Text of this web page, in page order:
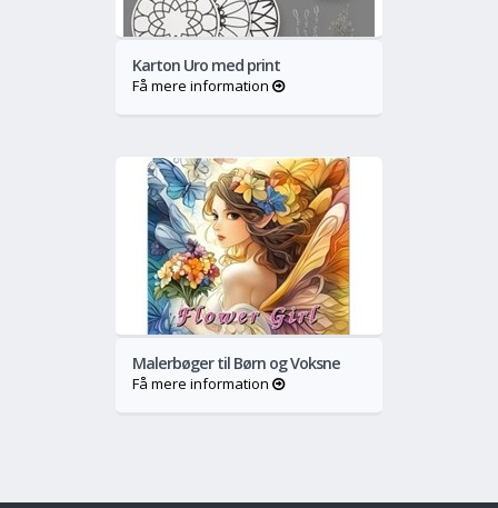
Karton Uro med print
Få mere information
Mere
Malerbøger til Børn og Voksne
Få mere information